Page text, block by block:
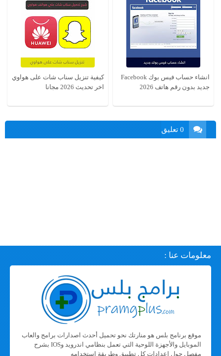
انشاء حساب فيس بوك Facebook
جديد بدون رقم هاتف 2026
كيفية تنزيل سناب شات على هواوي
اخر تحديث 2026 مجانا
0 تعليق
معلومات عنا :
موقع برنامج بلس هو منارتك نحو تحميل أحدث اصدارات برامج والعاب
الموبايل والأجهزة اللوحية التي تعمل بنظامي اندرويد وIOS بشرح
مفصل حول اعدادات كل تطبيق وطريقة استخدامه